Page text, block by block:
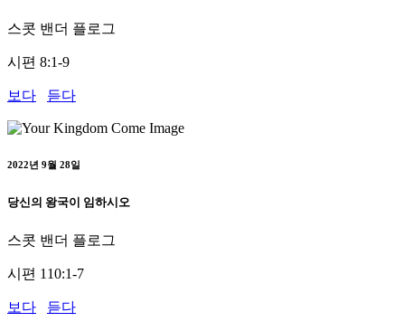
스콧 밴더 플로그
시편 8:1-9
보다 듣다
2022년 9월 28일
당신의 왕국이 임하시오
스콧 밴더 플로그
시편 110:1-7
보다 듣다